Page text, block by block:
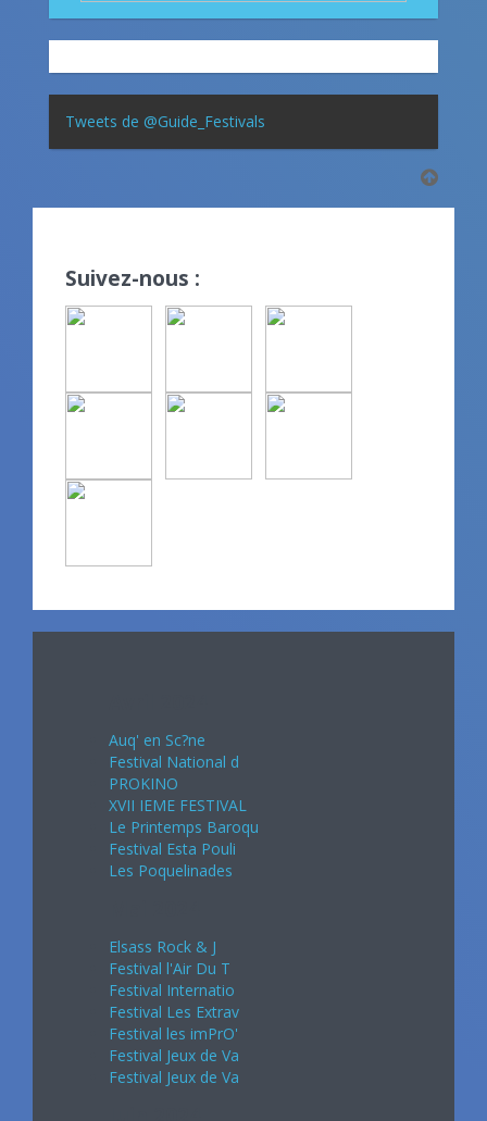
Tweets de @Guide_Festivals
Suivez-nous :
Auq' en Sc?ne
Festival National d
PROKINO
XVII IEME FESTIVAL
Le Printemps Baroqu
Festival Esta Pouli
Les Poquelinades
Elsass Rock & J
Festival l'Air Du T
Festival Internatio
Festival Les Extrav
Festival les imPrO'
Festival Jeux de Va
Festival Jeux de Va